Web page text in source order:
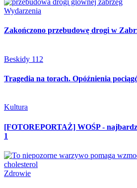
Wydarzenia
Zakończono przebudowę drogi w
Beskidy 112
Tragedia na torach. Opóźnienia
Kultura
[FOTOREPORTAŻ] WOŚP -
1
Zdrowie